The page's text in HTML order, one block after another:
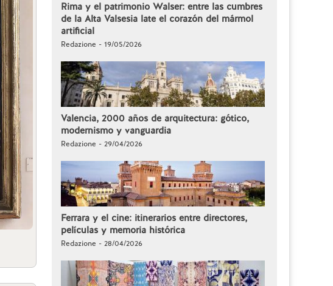
Rima y el patrimonio Walser: entre las cumbres
de la Alta Valsesia late el corazón del mármol
artificial
Redazione - 19/05/2026
Valencia, 2000 años de arquitectura: gótico,
modernismo y vanguardia
Redazione - 29/04/2026
Ferrara y el cine: itinerarios entre directores,
películas y memoria histórica
Redazione - 28/04/2026